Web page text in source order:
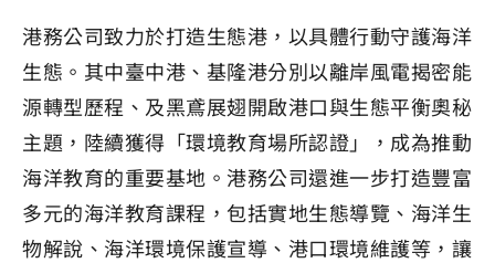
港務公司致力於打造生態港，以具體行動守護海洋
生態。其中臺中港、基隆港分別以離岸風電揭密能
源轉型歷程、及黑鳶展翅開啟港口與生態平衡奧秘
主題，陸續獲得「環境教育場所認證」，成為推動
海洋教育的重要基地。港務公司還進一步打造豐富
多元的海洋教育課程，包括實地生態導覽、海洋生
物解說、海洋環境保護宣導、港口環境維護等，讓